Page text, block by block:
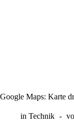
Google Maps: Karte
in Technik